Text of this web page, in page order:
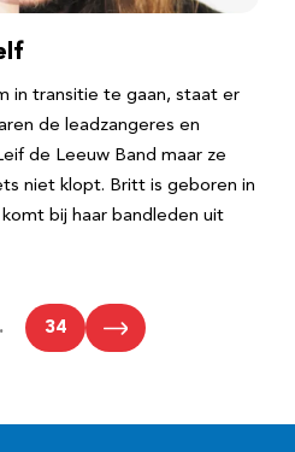
in transitie te gaan, staat er
de leadzangeres en
de Leeuw Band maar ze
niet klopt. Britt is geboren in
bij haar bandleden uit
34